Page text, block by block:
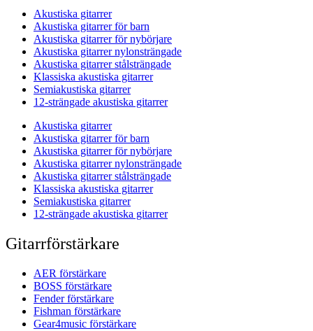
Akustiska gitarrer
Akustiska gitarrer för barn
Akustiska gitarrer för nybörjare
Akustiska gitarrer nylonsträngade
Akustiska gitarrer stålsträngade
Klassiska akustiska gitarrer
Semiakustiska gitarrer
12-strängade akustiska gitarrer
Akustiska gitarrer
Akustiska gitarrer för barn
Akustiska gitarrer för nybörjare
Akustiska gitarrer nylonsträngade
Akustiska gitarrer stålsträngade
Klassiska akustiska gitarrer
Semiakustiska gitarrer
12-strängade akustiska gitarrer
Gitarrförstärkare
AER förstärkare
BOSS förstärkare
Fender förstärkare
Fishman förstärkare
Gear4music förstärkare